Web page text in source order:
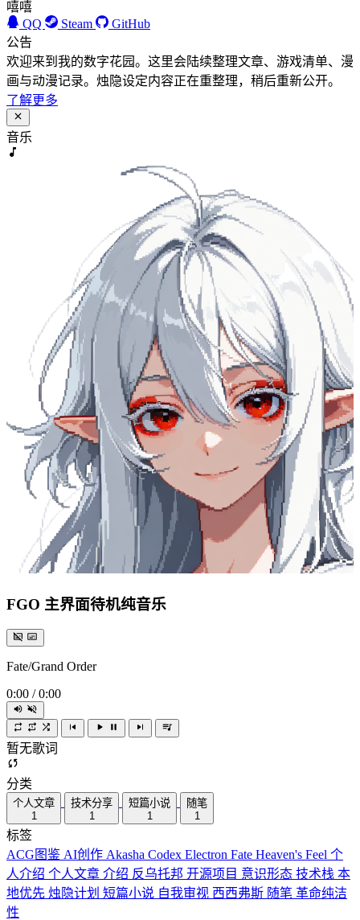
嘻嘻
QQ
Steam
GitHub
公告
欢迎来到我的数字花园。这里会陆续整理文章、游戏清单、漫
画与动漫记录。烛隐设定内容正在重整理，稍后重新公开。
了解更多
音乐
FGO 主界面待机纯音乐
Fate/Grand Order
0:00 / 0:00
暂无歌词
分类
个人文章
1
技术分享
1
短篇小说
1
随笔
1
标签
ACG图鉴 AI创作 Akasha Codex Electron Fate Heaven's Feel 个
人介绍 个人文章 介绍 反乌托邦 开源项目 意识形态 技术栈 本
地优先 烛隐计划 短篇小说 自我审视 西西弗斯 随笔 革命纯洁
性